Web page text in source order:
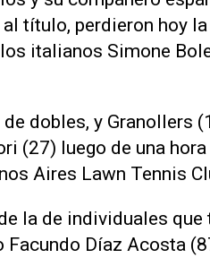
título, perdieron hoy
italianos Simone
dobles, y Granollers
(27) luego de una
Aires Lawn Tennis
la de individuales que
Díaz Acosta